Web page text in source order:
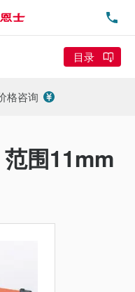
目录
格咨询
围11mm